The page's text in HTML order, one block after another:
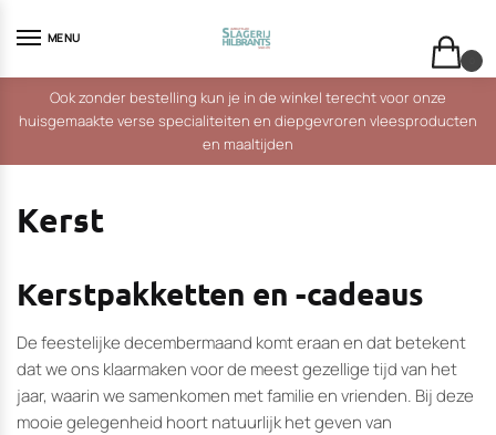
MENU
Ook zonder bestelling kun je in de winkel terecht voor onze
huisgemaakte verse specialiteiten en diepgevroren vleesproducten
en maaltijden
Kerst
Kerstpakketten en -cadeaus
De feestelijke decembermaand komt eraan en dat betekent
dat we ons klaarmaken voor de meest gezellige tijd van het
jaar, waarin we samenkomen met familie en vrienden. Bij deze
mooie gelegenheid hoort natuurlijk het geven van